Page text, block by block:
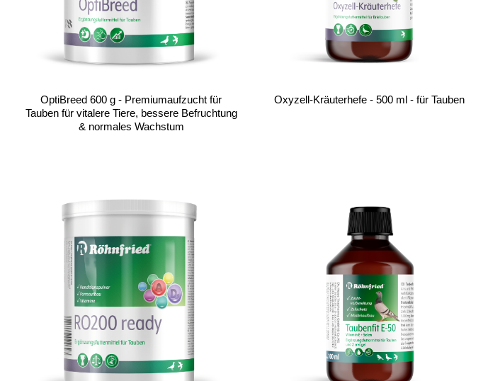
OptiBreed 600 g - Premiumaufzucht für
Tauben für vitalere Tiere, bessere Befruchtung
& normales Wachstum
Oxyzell-Kräuterhefe - 500 ml - für Tauben